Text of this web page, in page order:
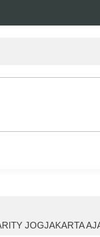
JOGJAKARTA